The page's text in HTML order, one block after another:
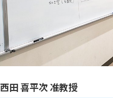
西田 喜平次 准教授